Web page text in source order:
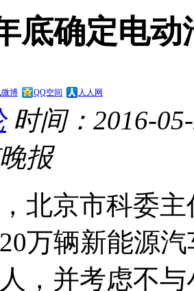
底确定电
微博 QQ空间 人人网
时间：2016-
报
京市科委主
万辆新能源汽
，并考虑不